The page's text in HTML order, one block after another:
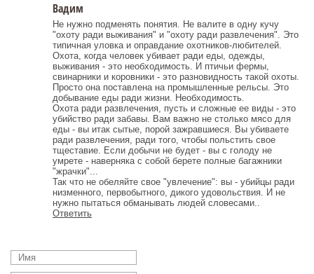
Вадим
Не нужно подменять понятия. Не валите в одну кучу
"охоту ради выживания" и "охоту ради развлечения". Это
типичная уловка и оправдание охотников-любителей.
Охота, когда человек убивает ради еды, одежды,
выживания - это необходимость. И птичьи фермы,
свинарники и коровники - это разновидность такой охоты.
Просто она поставлена на промышленные рельсы. Это
добывание еды ради жизни. Необходимость.
Охота ради развлечения, пусть и сложные ее виды - это
убийство ради забавы. Вам важно не столько мясо для
еды - вы итак сытые, порой зажравшиеся. Вы убиваете
ради развлечения, ради того, чтобы польстить свое
тщеставие. Если добычи не будет - вы с голоду не
умрете - наверняка с собой берете полные багажники
"жрачки"...
Так что не обеляйте свое "увлечение": вы - убийцы ради
низменного, первобытного, дикого удовольствия. И не
нужно пытаться обманывать людей словесами..
Ответить